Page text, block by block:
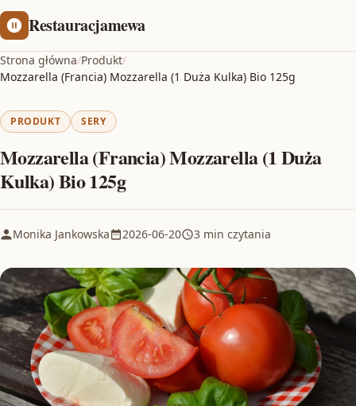
Restauracjamewa
Strona główna/Produkt/
Mozzarella (Francia) Mozzarella (1 Duża Kulka) Bio 125g
PRODUKT SERY
Mozzarella (Francia) Mozzarella (1 Duża
Kulka) Bio 125g
Monika Jankowska 2026-06-20 3 min czytania